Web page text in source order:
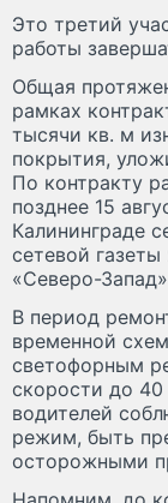
Это третий
работы
Общая
рамках
тысячи кв. м
покрытия,
По контракту
позднее 15
Калининграде
сетевой
«Северо-
В период
временной
светофорным
скорости до 40
водителей
режим, быть
осторожными